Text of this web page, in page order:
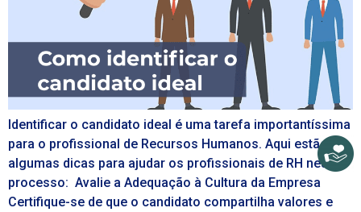
Identificar o candidato ideal é uma tarefa importantíssima
para o profissional de Recursos Humanos. Aqui estão
algumas dicas para ajudar os profissionais de RH nesse
processo: Avalie a Adequação à Cultura da Empresa
Certifique-se de que o candidato compartilha valores e